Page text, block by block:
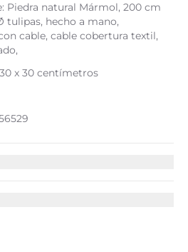
Piedra natural Mármol, 200 cm
tulipas, hecho a mano,
cable, cable cobertura textil,
x 30 centímetros